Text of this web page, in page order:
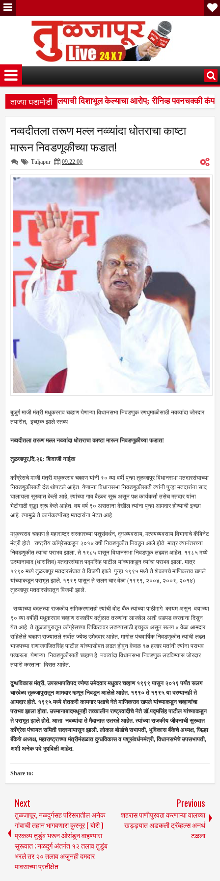
ताज्या घडामोडी
आधारे न्यायालयाची दिशाभूल केल्याचा आरोप; रीनिव्ह पवनचक्की
मान उंचावली; विद्यापीठाकडून नऊ गुणवंत खेळाडू, प्रशिक्षक व
आधारे न्यायालयाची दिशाभूल केल्याचा आरोप; रीनिव्ह पवनचक्की
नव्वदीतला तरूण मल्ल नव्व्यांदा धोतराचा काष्टा
मारून निवडणूकीच्या फडात!
Tuljapur 09:22:00
बुजुर्ग माजी मंत्री मधुकरराव चव्हाण येणाऱ्या विधानसभा निवडणुक रणधुमाळीसाठी नवव्यांदा जोरदार
तयारीत, इच्छुक झाले स्तब्ध
नव्वदीतला तरूण मल्ल नव्व्यांदा धोतराचा काष्टा मारून निवडणूकीच्या फडात!
तुळजापूर,दि.२६: शिवाजी नाईक
काँग्रेसचे माजी मंत्री मधुकरराव चव्हाण यांनी ९० व्या वर्षी पुन्हा तुळजापूर विधानसभा मतदारसंघाच्या
निवडणुकीसाठी दंड थोपटले आहेत. येणाऱ्या विधानसभा निवडणुकीसाठी त्यांनी पुन्हा मतदारांना साद
घालायला सुरुवात केली आहे, त्यांच्या गाव बैठका सुरू असून पक्ष कार्यकर्ता तसेच मतदार यांना
भेटीगाठी सुद्धा सुरू केले आहेत. वय वर्ष ९० असताना देखील त्यांना पुन्हा आमदार होण्याची इच्छा
आहे. त्यामुळे ते कार्यकर्त्यांसह मतदारांना भेटत आहे.
मधुकरराव चव्हाण हे महाराष्ट्र सरकारच्या पशुसंवर्धन, दुग्धव्यवसाय, मत्स्यव्यवसाय विभागाचे कॅबिनेट
मंत्री होते. राष्ट्रीय काँग्रेसकडून २०१४ वर्षी निवडणुकीत निवडून आले होते. मात्र त्यानंतरच्या
निवडणुकीत त्यांचा पराभव झाला. ते १९८५ पासून विधानसभा निवडणूक लढवत आहेत. १९८५ मध्ये
उस्मानाबाद (धाराशिव) मतदारसंघात पद्मसिंह पाटील यांच्याकडून त्यांचा पराभव झाला. मात्र
१९९० मध्ये तुळजापूर मतदारसंघात ते विजयी झाले. पुन्हा १९९५ मध्ये ते शेकापचे माणिकराव खपले
यांच्याकडून पराभूत झाले. १९९९ पासून ते सलग चार वेळा (१९९९, २००४, २००९, २०१४)
तुळजापूर मतदारसंघातून विजयी झाले.
सध्याच्या बदलत्या राजकीय समिकरणातही त्यांची वोट बँक त्यांच्या पाठीमागे कायम असुन वयाच्या
९० व्या वर्षीही मधुकरराव चव्हाण राजकीय वर्तुळात तरुणांना लाजवेल अशी धडपड करताना दिसुन
येत आहे. ते तुळजापुरातून काँग्रेसच्या तिकिटावर लढण्यासाठी इच्छुक असुन सलग ४ वेळा आमदार
राहिलेले चव्हाण राज्यातले सर्वात ज्येष्ठ उमेदवार आहेत. मागील पंचवार्षिक निवडणुकीत त्यांची लढत
भाजपच्या राणाजगजितसिंह पाटील यांच्यासोबत लढत होवुन केवळ १७ हजार मतांनी त्यांना पराभव
पत्करला. येणाऱ्या निवडणुकीसाठी चव्हाण हे नवव्यांदा विधानसभा निवडणुक लढविण्यास जोरदार
तयारी करताना दिसत आहेत.
दुग्धविकास मंत्री, उपसभापतिपद ज्येष्ठ उमेदवार मधुकर चव्हाण १९९९ पासून २०१९ पर्यंत सलग
चारवेळा तुळजापुरातून आमदार म्हणून निवडून आलेले आहेत. १९९० ते १९९५ या दरम्यानही ते
आमदार होते. १९९५ मध्ये शेतकरी कामगार पक्षाचे नेते माणिकराव खपले यांच्याकडून चव्हाणांचा
पराभव झाला होता. उस्मानाबादमधूनही तत्कालीन राष्ट्रवादीचे नेते डॉ.पद्मसिंह पाटील यांच्याकडून
ते पराभूत झाले होते. आता नवव्यांदा ते मैदानात उतरले आहेत. त्यांच्या राजकीय जीवनाची सुरुवात
काँग्रेस पंचायत समिती सदस्यापासून झाली. लोकल बोर्डाचे सभापती, भूविकास बँकेचे अध्यक्ष, जिल्हा
बँकेचे अध्यक्ष, महाराष्ट्राच्या मंत्रीमंडळात दुग्धविकास व पशूसंवर्धनमंत्री, विधानसभेचे उपसभापती,
अशी अनेक पदे भूषविली आहेत.
Share to:
Next
तुळजापूर, नळदुर्गसह परिसरातील अनेक
गांवाची तहान भागवणारा कुरनूर ( बोरी )
प्रकल्प तुडुंब भरून ओसंडून वाहण्यास
सुरूवात ; नळदुर्ग अंतर्गत १२ तलाव तुडुंब
भरले तर २० तलाव अजुनही दमदार
पावसाच्या प्रतीक्षेत
Previous
शहरास पाणीपुरवठा करणाऱ्या वालच्या
खड्ड्यात अडकली ट्रॅव्हल्स अनर्थ
टळला